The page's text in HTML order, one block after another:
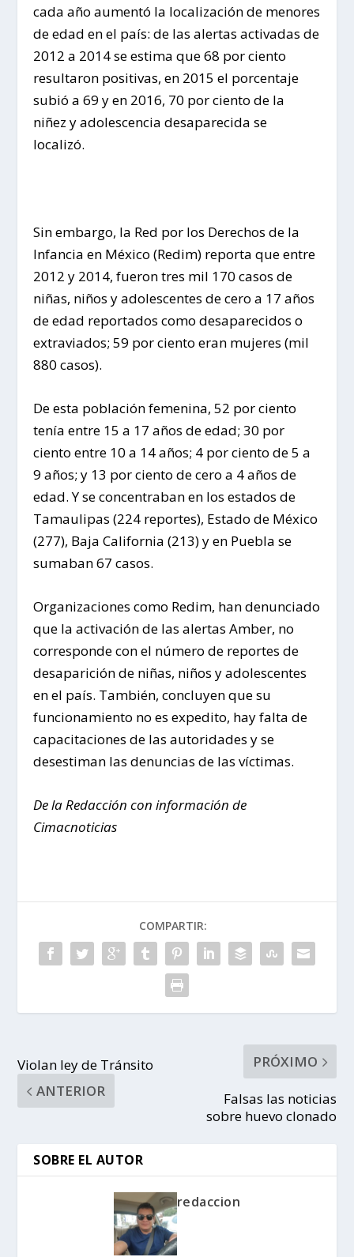
cada año aumentó la localización de menores
de edad en el país: de las alertas activadas de
2012 a 2014 se estima que 68 por ciento
resultaron positivas, en 2015 el porcentaje
subió a 69 y en 2016, 70 por ciento de la
niñez y adolescencia desaparecida se
localizó.
Sin embargo, la Red por los Derechos de la
Infancia en México (Redim) reporta que entre
2012 y 2014, fueron tres mil 170 casos de
niñas, niños y adolescentes de cero a 17 años
de edad reportados como desaparecidos o
extraviados; 59 por ciento eran mujeres (mil
880 casos).
De esta población femenina, 52 por ciento
tenía entre 15 a 17 años de edad; 30 por
ciento entre 10 a 14 años; 4 por ciento de 5 a
9 años; y 13 por ciento de cero a 4 años de
edad. Y se concentraban en los estados de
Tamaulipas (224 reportes), Estado de México
(277), Baja California (213) y en Puebla se
sumaban 67 casos.
Organizaciones como Redim, han denunciado
que la activación de las alertas Amber, no
corresponde con el número de reportes de
desaparición de niñas, niños y adolescentes
en el país. También, concluyen que su
funcionamiento no es expedito, hay falta de
capacitaciones de las autoridades y se
desestiman las denuncias de las víctimas.
De la Redacción con información de
Cimacnoticias
COMPARTIR:
Violan ley de Tránsito
ANTERIOR
PRÓXIMO
Falsas las noticias
sobre huevo clonado
SOBRE EL AUTOR
redaccion